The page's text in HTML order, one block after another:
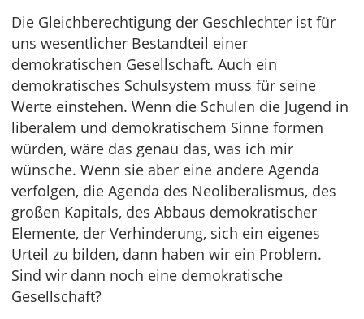
Die Gleichberechtigung der Geschlechter ist für
uns wesentlicher Bestandteil einer
demokratischen Gesellschaft. Auch ein
demokratisches Schulsystem muss für seine
Werte einstehen. Wenn die Schulen die Jugend in
liberalem und demokratischem Sinne formen
würden, wäre das genau das, was ich mir
wünsche. Wenn sie aber eine andere Agenda
verfolgen, die Agenda des Neoliberalismus, des
großen Kapitals, des Abbaus demokratischer
Elemente, der Verhinderung, sich ein eigenes
Urteil zu bilden, dann haben wir ein Problem.
Sind wir dann noch eine demokratische
Gesellschaft?